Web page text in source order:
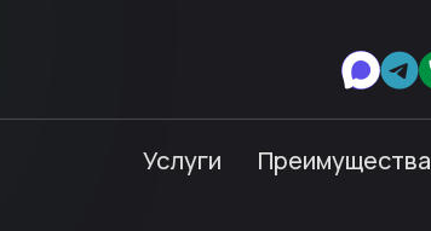
Услуги Преимущества